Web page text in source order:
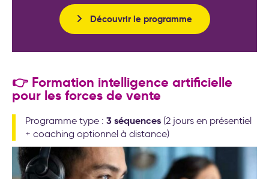
Découvrir le programme
👉 Formation intelligence artificielle
pour les forces de vente
Programme type : 3 séquences (2 jours en présentiel
+ coaching optionnel à distance)